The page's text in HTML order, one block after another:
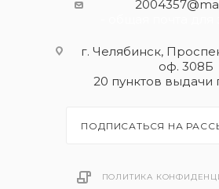
г. Челябинск,
оф. 308Б
20 пунктов выдачи
ПОДПИСАТЬСЯ НА
ПОЛИТИКА